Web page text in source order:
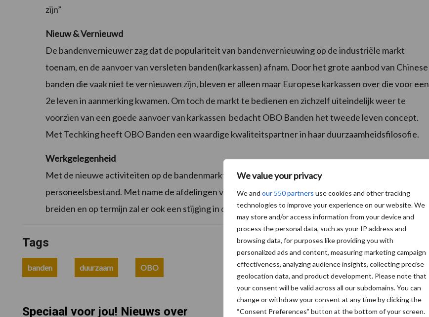
We value your privacy
We and our 550 partners use cookies and other tracking
technologies to improve your experience on our website. We
may store and/or access information from your device and
process the personal data, such as your IP address and
browsing data, for purposes like providing you with
personalized ads and content, measuring marketing campaign
effectiveness, analyzing audience insights, collecting precise
geolocation data, and product development. Please note that
your consent will be valid across all our subdomains. You can
change or withdraw your consent at any time by clicking the
“Consent Preferences” button at the bottom of your screen.
zijn”
Nieuw & Vernieuwd
De bandenvernieuwer zag dat de populariteit van bandenvernieuwing op de industriële markt
toenam, en de aanvoer van versleten banden(karkassen) afnam. Door het grote aanbod van Chinese
banden die vaak niet te vernieuwen zijn, bleven er alleen maar Europese karkassen over die voor een
2e leven in aanmerking kwamen. Om toch de markt te bedienen en zichzelf uiteindelijk weer te
voorzien van een goede aanvoer van karkassen bedacht OBO Banden het tweede leven concept.
Met Techking heeft OBO Banden een waardige kwaliteitspartner in haar duurzaamheidsfilosofie.
Werkgelegenheid
Met de nieuwe activiteiten op de bandenmarkt verwacht OBO Banden een forse toename in het
personeelsbestand. Met name de afdelingen verkoop en logistiek zullen op korte termijn uit gaan
breiden en op termijn zal er ook een stijging in de productie plaatsvinden.
Tags
banden duurzaam OBO
Speciaal voor jou! Nieuws over